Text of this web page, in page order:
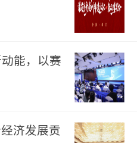
能，以赛
济发展贡